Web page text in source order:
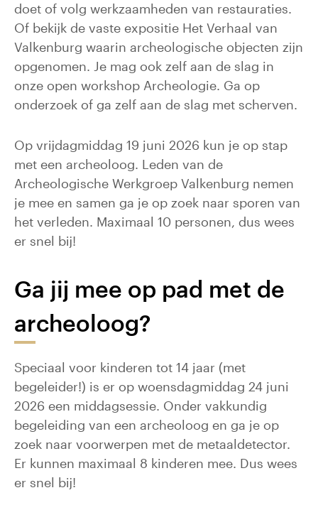
doet of volg werkzaamheden van restauraties.
Of bekijk de vaste expositie Het Verhaal van
Valkenburg waarin archeologische objecten zijn
opgenomen. Je mag ook zelf aan de slag in
onze open workshop Archeologie. Ga op
onderzoek of ga zelf aan de slag met scherven.
Op vrijdagmiddag 19 juni 2026 kun je op stap
met een archeoloog. Leden van de
Archeologische Werkgroep Valkenburg nemen
je mee en samen ga je op zoek naar sporen van
het verleden. Maximaal 10 personen, dus wees
er snel bij!
Ga jij mee op pad met de
archeoloog?
Speciaal voor kinderen tot 14 jaar (met
begeleider!) is er op woensdagmiddag 24 juni
2026 een middagsessie. Onder vakkundig
begeleiding van een archeoloog en ga je op
zoek naar voorwerpen met de metaaldetector.
Er kunnen maximaal 8 kinderen mee. Dus wees
er snel bij!